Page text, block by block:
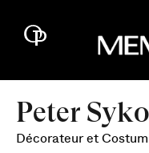
Peter
Décorateur et